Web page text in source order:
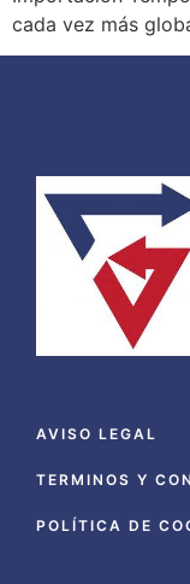
cada vez más
AVISO LEGAL
TERMINOS Y
POLÍTICA DE